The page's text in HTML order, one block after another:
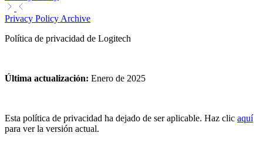
Privacy Policy Archive
Política de privacidad de Logitech
Última actualización: Enero de 2025
Esta política de privacidad ha dejado de ser aplicable. Haz clic aquí
para ver la versión actual.